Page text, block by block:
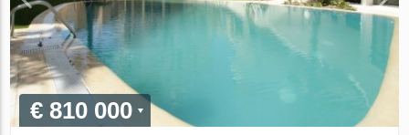
€ 810 000